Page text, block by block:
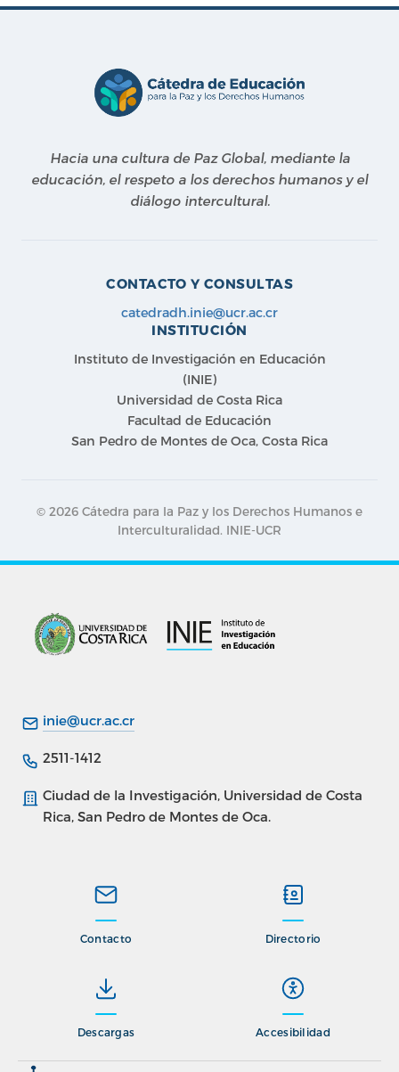
Hacia una cultura de Paz Global, mediante la
educación, el respeto a los derechos humanos y el
diálogo intercultural.
CONTACTO Y CONSULTAS
catedradh.inie@ucr.ac.cr
INSTITUCIÓN
Instituto de Investigación en Educación
(INIE)
Universidad de Costa Rica
Facultad de Educación
San Pedro de Montes de Oca, Costa Rica
© 2026 Cátedra para la Paz y los Derechos Humanos e
Interculturalidad. INIE-UCR
inie@ucr.ac.cr
2511-1412
Ciudad de la Investigación, Universidad de Costa
Rica, San Pedro de Montes de Oca.
Contacto Directorio
Descargas Accesibilidad
Lupita